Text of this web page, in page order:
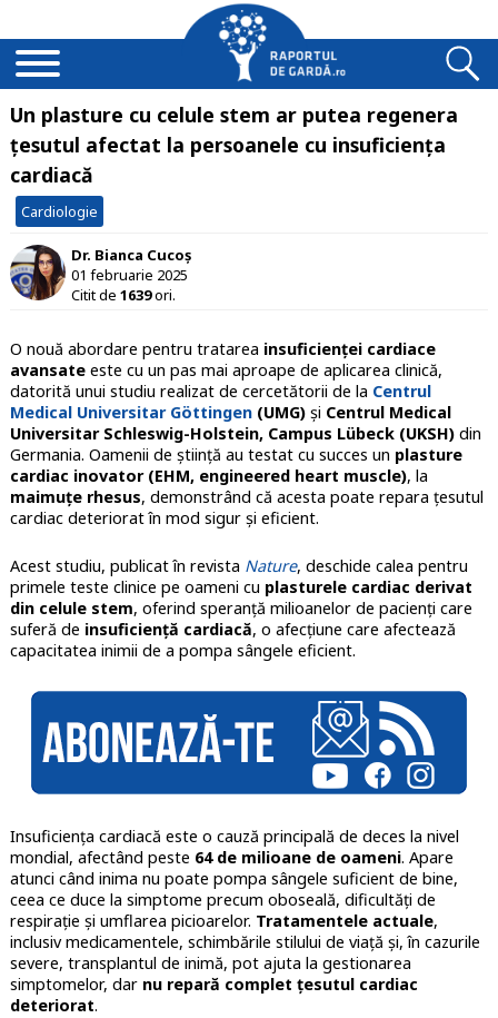
Un plasture cu celule stem ar putea regenera
țesutul afectat la persoanele cu insuficiența
cardiacă
Cardiologie
Dr. Bianca Cucoș
01 februarie 2025
Citit de 1639ori.
O nouă abordare pentru tratarea insuficienței cardiace
avansateeste cu un pas mai aproape de aplicarea clinică,
datorită unui studiu realizat de cercetătorii de la Centrul
Medical Universitar Göttingen(UMG)și Centrul Medical
Universitar Schleswig-Holstein, Campus Lübeck (UKSH)din
Germania. Oamenii de știință au testat cu succes un plasture
cardiac inovator (EHM, engineered heart muscle), la
maimuțe rhesus, demonstrând că acesta poate repara țesutul
cardiac deteriorat în mod sigur și eficient.
Acest studiu, publicat în revista Nature, deschide calea pentru
primele teste clinice pe oameni cu plasturele cardiac derivat
din celule stem, oferind speranță milioanelor de pacienți care
suferă de insuficiență cardiacă, o afecțiune care afectează
capacitatea inimii de a pompa sângele eficient.
Insuficiența cardiacă este o cauză principală de deces la nivel
mondial, afectând peste 64 de milioane de oameni. Apare
atunci când inima nu poate pompa sângele suficient de bine,
ceea ce duce la simptome precum oboseală, dificultăți de
respirație și umflarea picioarelor. Tratamentele actuale,
inclusiv medicamentele, schimbările stilului de viață și, în cazurile
severe, transplantul de inimă, pot ajuta la gestionarea
simptomelor, dar nu repară complet țesutul cardiac
deteriorat.